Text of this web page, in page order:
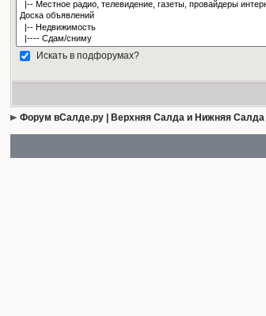
Искать в подфорумах?
Форум вСалде.ру | Верхняя Салда и Нижняя Салда